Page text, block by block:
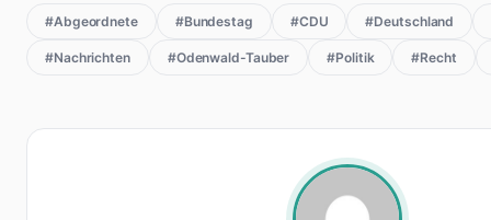
#Abgeordnete #Bundestag #CDU #Deutschland
#Nachrichten #Odenwald-Tauber #Politik #Recht